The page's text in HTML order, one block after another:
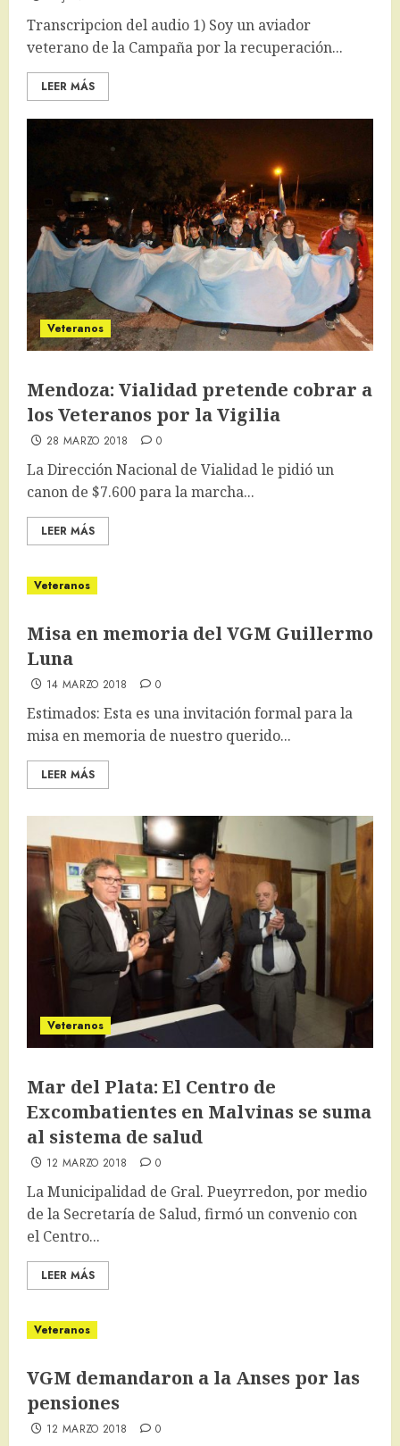
Transcripcion del audio 1) Soy un aviador
veterano de la Campaña por la recuperación...
LEER MÁS
Veteranos
Mendoza: Vialidad pretende cobrar a
los Veteranos por la Vigilia
28 MARZO 2018 0
La Dirección Nacional de Vialidad le pidió un
canon de $7.600 para la marcha...
LEER MÁS
Veteranos
Misa en memoria del VGM Guillermo
Luna
14 MARZO 2018 0
Estimados: Esta es una invitación formal para la
misa en memoria de nuestro querido...
LEER MÁS
Veteranos
Mar del Plata: El Centro de
Excombatientes en Malvinas se suma
al sistema de salud
12 MARZO 2018 0
La Municipalidad de Gral. Pueyrredon, por medio
de la Secretaría de Salud, firmó un convenio con
el Centro...
LEER MÁS
Veteranos
VGM demandaron a la Anses por las
pensiones
12 MARZO 2018 0